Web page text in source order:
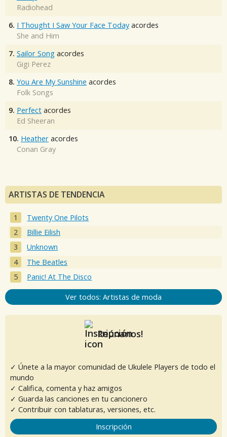
Radiohead
6. I Thought I Saw Your Face Today acordes
She and Him
7. Sailor Song acordes
Gigi Perez
8. You Are My Sunshine acordes
Folk Songs
9. Perfect acordes
Ed Sheeran
10. Heather acordes
Conan Gray
ARTISTAS DE TENDENCIA
Twenty One Pilots
Billie Eilish
Unknown
The Beatles
Panic! At The Disco
Ver todos: Artistas de moda
Reúnanos!
✓ Únete a la mayor comunidad de Ukulele Players de todo el
mundo
✓ Califica, comenta y haz amigos
✓ Guarda las canciones en tu cancionero
✓ Contribuir con tablaturas, versiones, etc.
Inscripción